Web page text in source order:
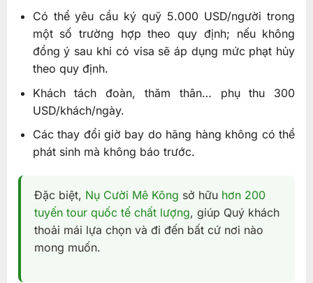
Có thể yêu cầu ký quỹ 5.000 USD/người trong
một số trường hợp theo quy định; nếu không
đồng ý sau khi có visa sẽ áp dụng mức phạt hủy
theo quy định.
Khách tách đoàn, thăm thân… phụ thu 300
USD/khách/ngày.
Các thay đổi giờ bay do hãng hàng không có thể
phát sinh mà không báo trước.
Đặc biệt, Nụ Cười Mê Kông sở hữu hơn 200
tuyến tour quốc tế chất lượng, giúp Quý khách
thoải mái lựa chọn và đi đến bất cứ nơi nào
mong muốn.